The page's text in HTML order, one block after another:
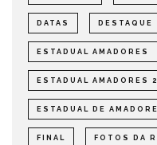
DATAS DESTAQUE
ESTADUAL AMADORES
ESTADUAL AMADORES
ESTADUAL DE
FINAL FOTOS DA